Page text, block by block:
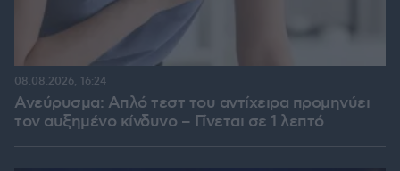
Ανεύρυσμα: Απλό τεστ του αντίχειρα προμηνύει
τον αυξημένο κίνδυνο – Γίνεται σε 1 λεπτό
08.08.2026, 16:24